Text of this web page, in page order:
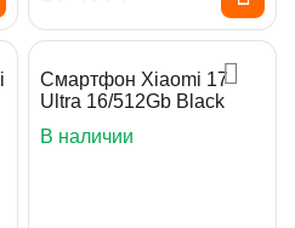
Смартфон Xiaomi 17
Ultra 16/512Gb Black
В наличии